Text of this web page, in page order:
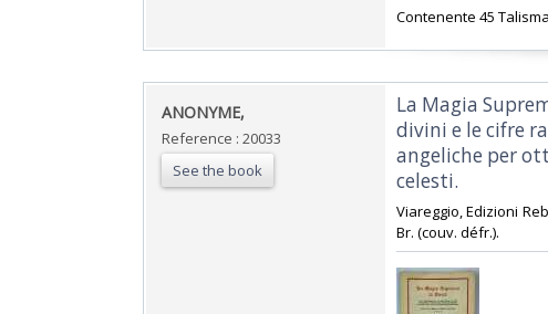
‎Contenente 45
‎ANONYME,‎
Reference : 20033
See the book
‎La Magia
divini e le cifre
angeliche per
celesti.‎
‎Viareggio, Edizioni
Br. (couv. défr.).‎